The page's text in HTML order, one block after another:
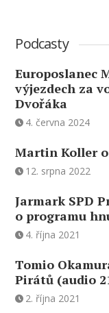
Podcasty
Europoslanec
výjezdech za
Dvořáka
4. června 2024
Martin Koller
12. srpna 2022
Jarmark SPD
o programu
4. října 2021
Tomio
Pirátů (audio
2. října 2021